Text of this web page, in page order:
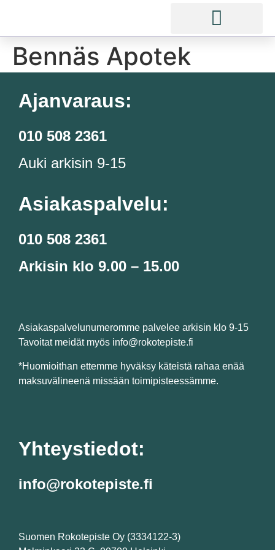
Bennäs Apotek
Ajanvaraus:
010 508 2361
Auki arkisin 9-15
Asiakaspalvelu:
010 508 2361
Arkisin klo 9.00 – 15.00
Asiakaspalvelunumeromme palvelee arkisin klo 9-15
Tavoitat meidät myös info@rokotepiste.fi
*Huomioithan ettemme hyväksy käteistä rahaa enää
maksuvälineenä missään toimipisteessämme.
Yhteystiedot:
info@rokotepiste.fi
Suomen Rokotepiste Oy (3334122-3)